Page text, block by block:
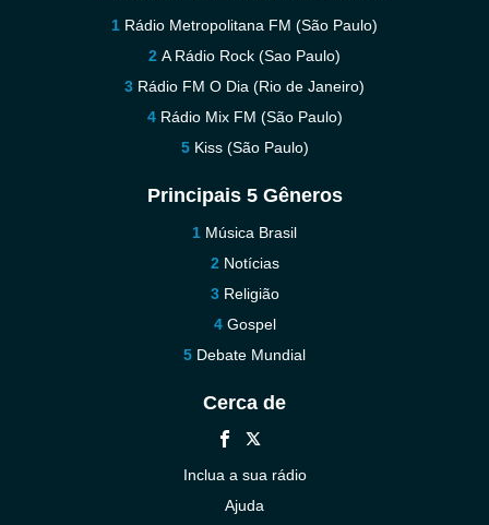
Rádio Metropolitana FM (São Paulo)
A Rádio Rock (Sao Paulo)
Rádio FM O Dia (Rio de Janeiro)
Rádio Mix FM (São Paulo)
Kiss (São Paulo)
Principais 5 Gêneros
Música Brasil
Notícias
Religião
Gospel
Debate Mundial
Cerca de
Inclua a sua rádio
Ajuda